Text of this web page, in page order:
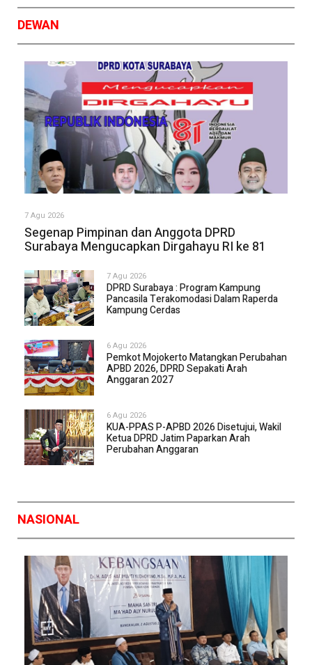
DEWAN
7 Agu 2026
Segenap Pimpinan dan Anggota DPRD
Surabaya Mengucapkan Dirgahayu RI ke 81
7 Agu 2026
DPRD Surabaya : Program Kampung
Pancasila Terakomodasi Dalam Raperda
Kampung Cerdas
6 Agu 2026
Pemkot Mojokerto Matangkan Perubahan
APBD 2026, DPRD Sepakati Arah
Anggaran 2027
6 Agu 2026
KUA-PPAS P-APBD 2026 Disetujui, Wakil
Ketua DPRD Jatim Paparkan Arah
Perubahan Anggaran
NASIONAL